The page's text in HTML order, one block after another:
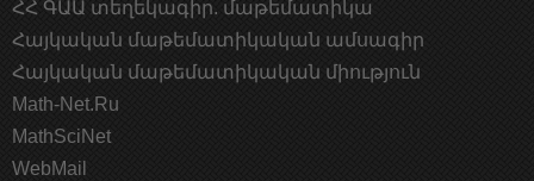
ՀՀ ԳԱԱ տեղեկագիր. մաթեմատիկա
Հայկական մաթեմատիկական ամսագիր
Հայկական մաթեմատիկական միություն
Math-Net.Ru
MathSciNet
WebMail